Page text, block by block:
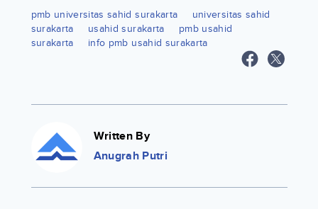
pmb universitas sahid surakarta
universitas sahid
surakarta
usahid surakarta
pmb usahid
surakarta
info pmb usahid surakarta
Written By
Anugrah Putri